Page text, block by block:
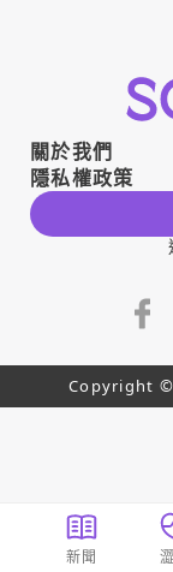
關於我們
隱私權政策
Copyright ©
新聞